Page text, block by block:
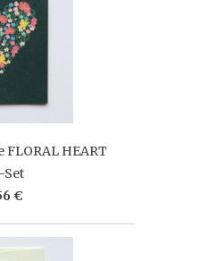
HEART
Set
€